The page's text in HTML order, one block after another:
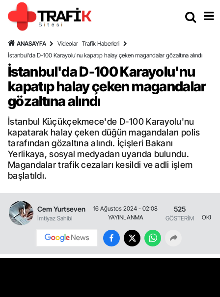
ANASAYFA Videolar Trafik Haberleri
İstanbul'da D-100 Karayolu'nu kapatıp halay çeken magandalar gözaltına alındı
İstanbul'da D-100 Karayolu'nu
kapatıp halay çeken magandalar
gözaltına alındı
İstanbul Küçükçekmece'de D-100 Karayolu'nu
kapatarak halay çeken düğün magandaları polis
tarafından gözaltına alındı. İçişleri Bakanı
Yerlikaya, sosyal medyadan uyarıda bulundu.
Magandalar trafik cezaları kesildi ve adli işlem
başlatıldı.
Cem Yurtseven
İmtiyaz Sahibi
16 Ağustos 2024 - 02:08
YAYINLANMA
525
GÖSTERİM